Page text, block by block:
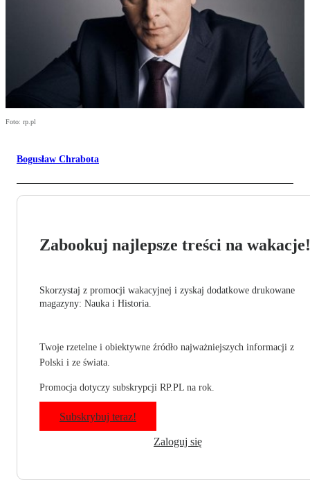
Foto: rp.pl
Bogusław Chrabota
Zabookuj najlepsze treści na wakacje!
Skorzystaj z promocji wakacyjnej i zyskaj dodatkowe drukowane
magazyny: Nauka i Historia.
Twoje rzetelne i obiektywne źródło najważniejszych informacji z
Polski i ze świata.
Promocja dotyczy subskrypcji RP.PL na rok.
Subskrybuj teraz!
Zaloguj się